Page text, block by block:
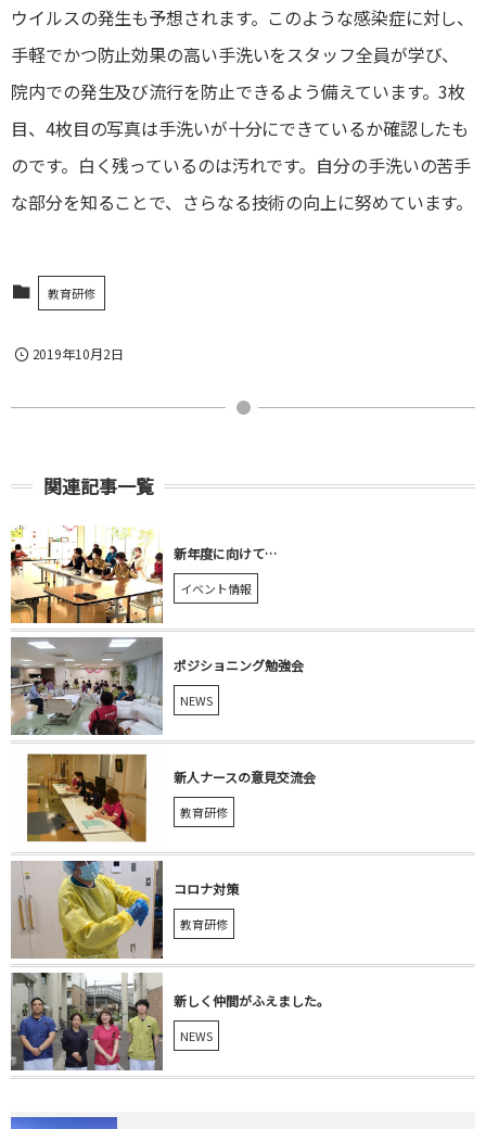
ウイルスの発生も予想されます。このような感染症に対し、
手軽でかつ防止効果の高い手洗いをスタッフ全員が学び、
院内での発生及び流行を防止できるよう備えています。3枚
目、4枚目の写真は手洗いが十分にできているか確認したも
のです。白く残っているのは汚れです。自分の手洗いの苦手
な部分を知ることで、さらなる技術の向上に努めています。
教育研修
2019年10月2日
関連記事一覧
新年度に向けて…
イベント情報
ポジショニング勉強会
NEWS
新人ナースの意見交流会
教育研修
コロナ対策
教育研修
新しく仲間がふえました。
NEWS